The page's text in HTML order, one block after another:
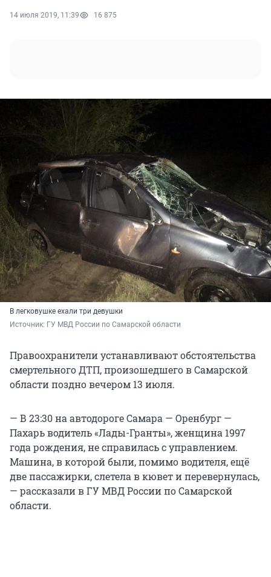
14 июля 2019, 11:39 16 875
В легковушке ехали три девушки
Источник: ГУ МВД России по Самарской области
Правоохранители устанавливают обстоятельства
смертельного ДТП, произошедшего в Самарской
области поздно вечером 13 июля.
— В 23:30 на автодороге Самара — Оренбург —
Пахарь водитель «Лады-Гранты», женщина 1997
года рождения, не справилась с управлением.
Машина, в которой были, помимо водителя, ещё
две пассажирки, слетела в кювет и перевернулась,
— рассказали в ГУ МВД России по Самарской
области.